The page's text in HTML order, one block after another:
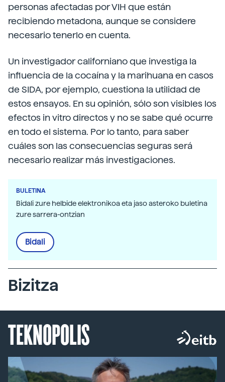
personas afectadas por VIH que están
recibiendo metadona, aunque se considere
necesario tenerlo en cuenta.
Un investigador californiano que investiga la
influencia de la cocaína y la marihuana en casos
de SIDA, por ejemplo, cuestiona la utilidad de
estos ensayos. En su opinión, sólo son visibles los
efectos in vitro directos y no se sabe qué ocurre
en todo el sistema. Por lo tanto, para saber
cuáles son las consecuencias seguras será
necesario realizar más investigaciones.
BULETINA
Bidali zure helbide elektronikoa eta jaso asteroko buletina
zure sarrera-ontzian
Bidali
Bizitza
TEKNOPOLIS